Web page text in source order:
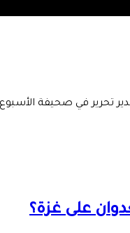
تحرير في صحيفة
على غزة؟